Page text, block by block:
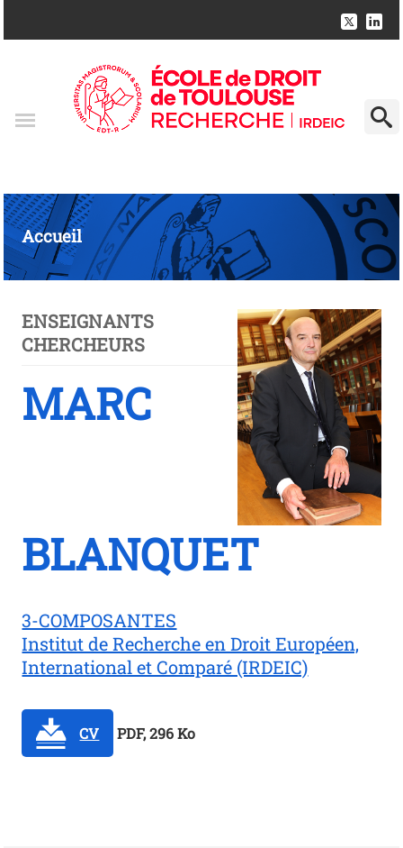
Accueil
ENSEIGNANTS
CHERCHEURS
MARC
BLANQUET
3-COMPOSANTES
Institut de Recherche en Droit Européen,
International et Comparé (IRDEIC)
CV PDF, 296 Ko